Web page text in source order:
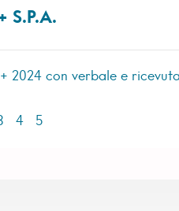
S.P.A.
2024 con verbale e
4 5